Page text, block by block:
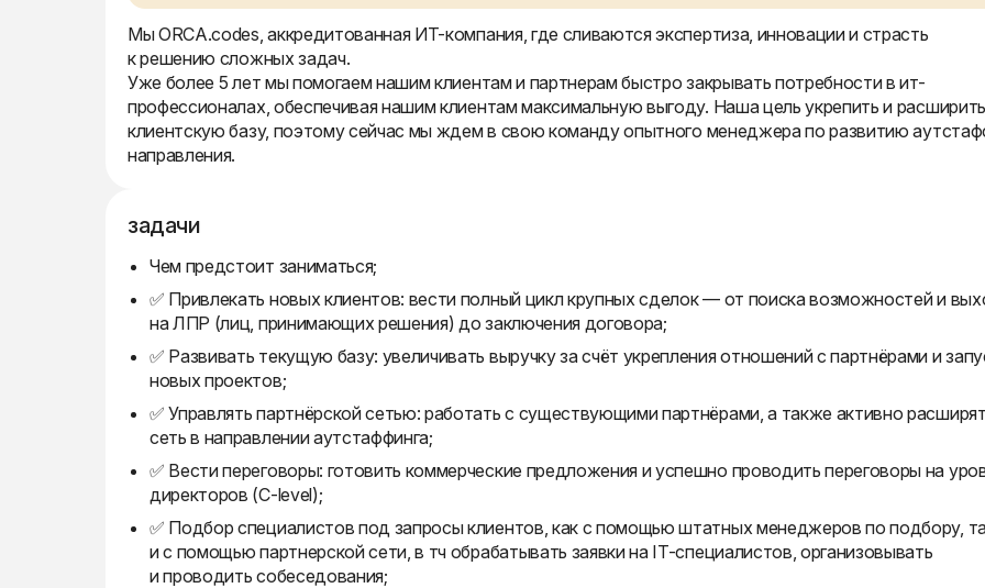
Мы ORCA.codes, аккредитованная ИТ-компания, где сливаются экспертиза, инновации и страсть
к решению сложных задач.
Уже более 5 лет мы помогаем нашим клиентам и партнерам быстро закрывать потребности в ит-
профессионалах, обеспечивая нашим клиентам максимальную выгоду. Наша цель укрепить и расширить
клиентскую базу, поэтому сейчас мы ждем в свою команду опытного менеджера по развитию
направления.
задачи
Чем предстоит заниматься;
✅ Привлекать новых клиентов: вести полный цикл крупных сделок — от поиска возможностей и
на ЛПР (лиц, принимающих решения) до заключения договора;
✅ Развивать текущую базу: увеличивать выручку за счёт укрепления отношений с партнёрами и
новых проектов;
✅ Управлять партнёрской сетью: работать с существующими партнёрами, а также активно
сеть в направлении aутстаффинга;
✅ Вести переговоры: готовить коммерческие предложения и успешно проводить переговоры на
директоров (C-level);
✅ Подбор специалистов под запросы клиентов, как с помощью штатных менеджеров по подбору,
и с помощью партнерской сети, в тч обрабатывать заявки на IT-специалистов, организовывать
и проводить собеседования;